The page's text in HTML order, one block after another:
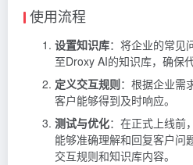
使用流程
设置知识库：将企业的常见
至Droxy AI的知识库，确保
定义交互规则：根据企业需
客户能够得到及时响应。
测试与优化：在正式上线前
能够准确理解和回复客户问
交互规则和知识库内容。